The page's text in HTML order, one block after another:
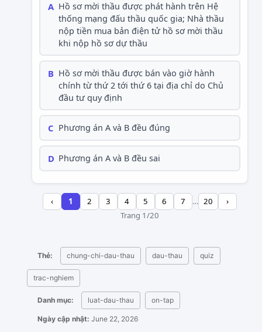
A Hồ sơ mời thầu được phát hành trên Hệ
thống mạng đấu thầu quốc gia; Nhà thầu
nộp tiền mua bản điện tử hồ sơ mời thầu
khi nộp hồ sơ dự thầu
B Hồ sơ mời thầu được bán vào giờ hành
chính từ thứ 2 tới thứ 6 tại địa chỉ do Chủ
đầu tư quy định
C Phương án A và B đều đúng
D Phương án A và B đều sai
‹ 1 2 3 4 5 6 7 … 20
›
Trang 1/20
Thẻ: chung-chi-dau-thau dau-thau quiz
trac-nghiem
Danh mục: luat-dau-thau on-tap
Ngày cập nhật: June 22, 2026